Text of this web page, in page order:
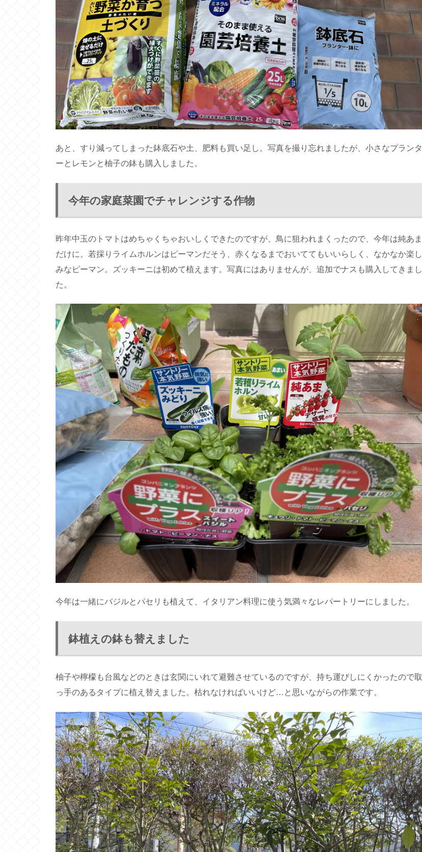
あと、すり減ってしまった鉢底石や土、肥料も買い足し。写真を撮り忘れましたが、小さなプランタ
ーとレモンと柚子の鉢も購入しました。
今年の家庭菜園でチャレンジする作物
昨年中玉のトマトはめちゃくちゃおいしくできたのですが、鳥に狙われまくったので、今年は純あま
だけに。若採りライムホルンはピーマンだそう、赤くなるまでおいててもいいらしく、なかなか楽し
みなピーマン。ズッキーニは初めて植えます。写真にはありませんが、追加でナスも購入してきまし
た。
今年は一緒にバジルとパセリも植えて、イタリアン料理に使う気満々なレパートリーにしました。
鉢植えの鉢も替えました
柚子や檸檬も台風などのときは玄関にいれて避難させているのですが、持ち運びしにくかったので取
っ手のあるタイプに植え替えました。枯れなければいいけど…と思いながらの作業です。